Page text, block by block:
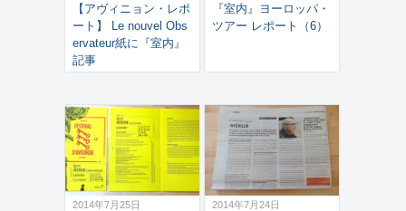
【アヴィニョン・レポ
ート】 Le nouvel Obs
ervateur紙に『室内』
記事
『室内』ヨーロッパ・
ツアー レポート（6）
2014年7月25日 2014年7月24日